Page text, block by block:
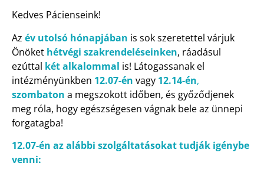
Kedves Pácienseink!
Az év utolsó hónapjában is sok szeretettel várjuk
Önöket hétvégi szakrendeléseinken, ráadásul
ezúttal két alkalommal is! Látogassanak el
intézményünkben 12.07-én vagy 12.14-én,
szombaton a megszokott időben, és győződjenek
meg róla, hogy egészségesen vágnak bele az ünnepi
forgatagba!
12.07-én az alábbi szolgáltatásokat tudják igénybe
venni: